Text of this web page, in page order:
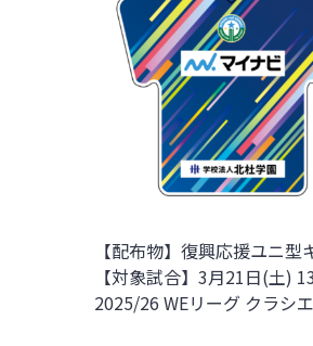
【配布物】復興応援ユニ型
【対象試合】3月21日(土)
2025/26 WEリーグ クラシ